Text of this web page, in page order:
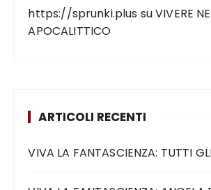
https://sprunki.plus suVIVERE
APOCALITTICO
ARTICOLI RECENTI
VIVA LA FANTASCIENZA: TUTTI